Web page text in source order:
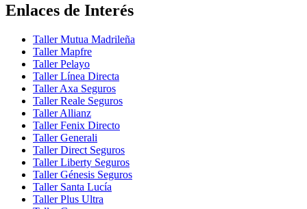
Enlaces de Interés
Taller Mutua Madrileña
Taller Mapfre
Taller Pelayo
Taller Línea Directa
Taller Axa Seguros
Taller Reale Seguros
Taller Allianz
Taller Fenix Directo
Taller Generali
Taller Direct Seguros
Taller Liberty Seguros
Taller Génesis Seguros
Taller Santa Lucía
Taller Plus Ultra